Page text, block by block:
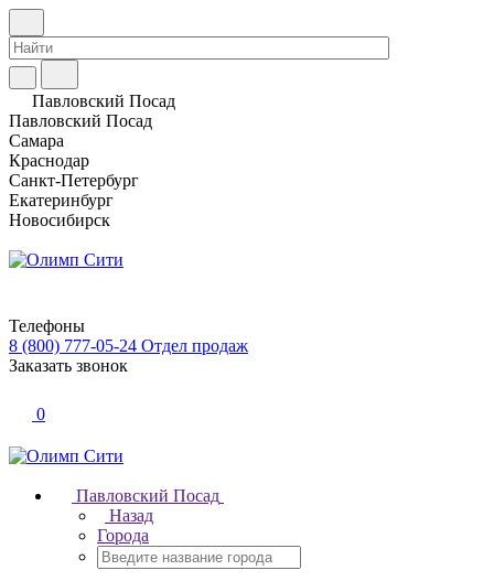
Павловский Посад
Павловский Посад
Самара
Краснодар
Санкт-Петербург
Екатеринбург
Новосибирск
Телефоны
8 (800) 777-05-24 Отдел продаж
Заказать звонок
0
Павловский Посад
Назад
Города